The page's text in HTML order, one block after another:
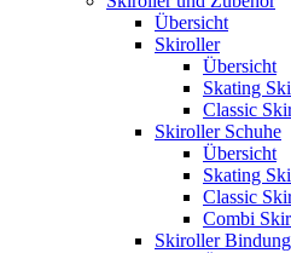
Übersicht
Skiroller
Übersicht
Skating
Classic
Skiroller Schuhe
Übersicht
Skating
Classic
Combi
Skiroller